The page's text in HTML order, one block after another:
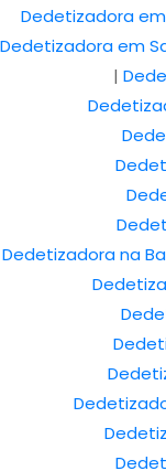
Dedetizadora em
Dedetizadora em
|
Dedetizadora na